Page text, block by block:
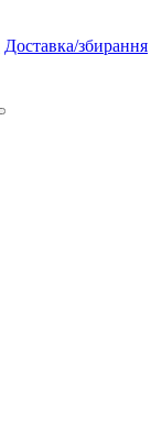
Доставка/збирання